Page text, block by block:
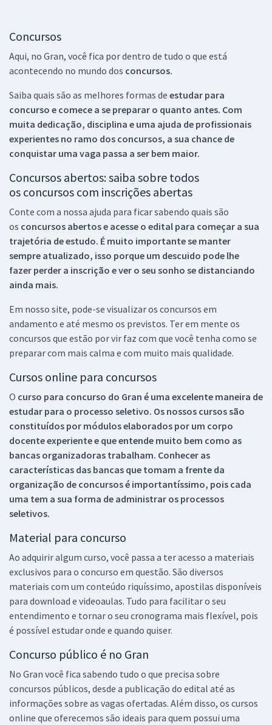
Concursos
Aqui, no Gran, você fica por dentro de tudo o que está
acontecendo no mundo dos concursos.
Saiba quais são as melhores formas de estudar para
concurso e comece a se preparar o quanto antes. Com
muita dedicação, disciplina e uma ajuda de profissionais
experientes no ramo dos concursos, a sua chance de
conquistar uma vaga passa a ser bem maior.
Concursos abertos: saiba sobre todos
os concursos com inscrições abertas
Conte com a nossa ajuda para ficar sabendo quais são
os concursos abertos e acesse o edital para começar a sua
trajetória de estudo. É muito importante se manter
sempre atualizado, isso porque um descuido pode lhe
fazer perder a inscrição e ver o seu sonho se distanciando
ainda mais.
Em nosso site, pode-se visualizar os concursos em
andamento e até mesmo os previstos. Ter em mente os
concursos que estão por vir faz com que você tenha como se
preparar com mais calma e com muito mais qualidade.
Cursos online para concursos
O curso para concurso do Gran é uma excelente maneira de
estudar para o processo seletivo. Os nossos cursos são
constituídos por módulos elaborados por um corpo
docente experiente e que entende muito bem como as
bancas organizadoras trabalham. Conhecer as
características das bancas que tomam a frente da
organização de concursos é importantíssimo, pois cada
uma tem a sua forma de administrar os processos
seletivos.
Material para concurso
Ao adquirir algum curso, você passa a ter acesso a materiais
exclusivos para o concurso em questão. São diversos
materiais com um conteúdo riquíssimo, apostilas disponíveis
para download e videoaulas. Tudo para facilitar o seu
entendimento e tornar o seu cronograma mais flexível, pois
é possível estudar onde e quando quiser.
Concurso público é no Gran
No Gran você fica sabendo tudo o que precisa sobre
concursos públicos, desde a publicação do edital até as
informações sobre as vagas ofertadas. Além disso, os cursos
online que oferecemos são ideais para quem possui uma